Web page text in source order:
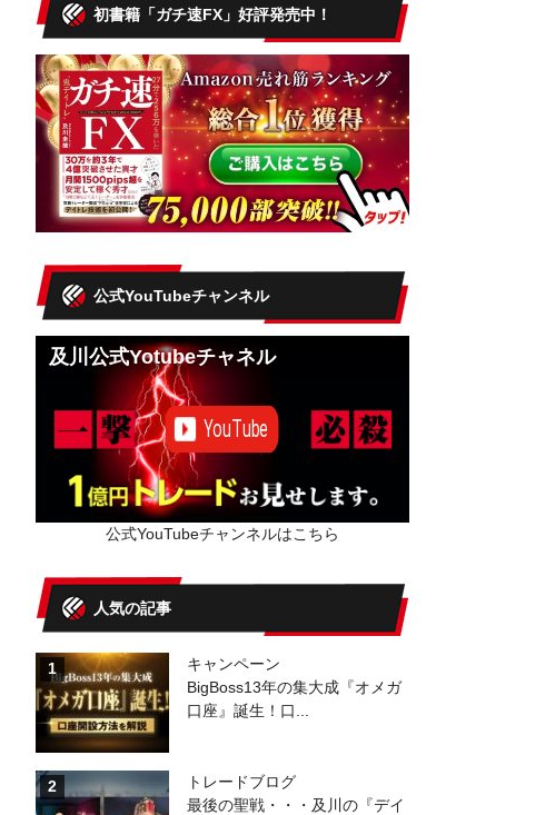
初書籍「ガチ速FX」好評発売中！
公式YouTubeチャンネル
及川公式Yotubeチャネル
公式YouTubeチャンネルはこちら
人気の記事
1
キャンペーン
BigBoss13年の集大成『オメガ
口座』誕生！口...
2
トレードブログ
最後の聖戦・・・及川の『デイ